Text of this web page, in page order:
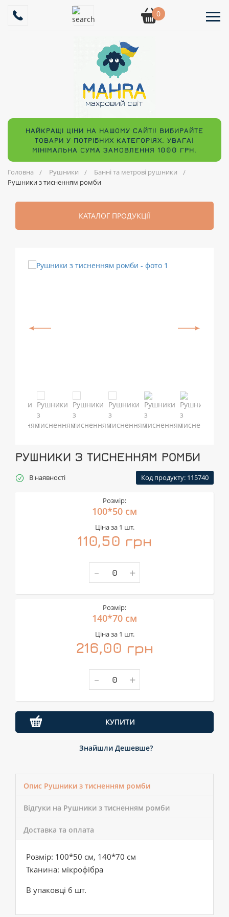
0
НАЙКРАЩІ ЦІНИ НА НАШОМУ САЙТІ! ВИБИРАЙТЕ
ТОВАРИ У ПОТРІБНИХ КАТЕГОРІЯХ. УВАГА!
МІНІМАЛЬНА СУМА ЗАМОВЛЕННЯ 1000 ГРН.
Головна Рушники
Банні та метрові рушники
Рушники з тисненням ромби
КАТАЛОГ ПРОДУКЦІЇ
РУШНИКИ З ТИСНЕННЯМ РОМБИ
В наявності Код продукту: 115740
Розмір:
100*50 см
Ціна за 1 шт.
110,50 грн
- +
Розмір:
140*70 см
Ціна за 1 шт.
216,00 грн
- +
КУПИТИ
Знайшли Дешевше?
Опис Рушники з тисненням ромби
Відгуки на Рушники з тисненням ромби
Доставка та оплата
Розмір: 100*50 см, 140*70 см
Тканина: мікрофібра
В упаковці 6 шт.